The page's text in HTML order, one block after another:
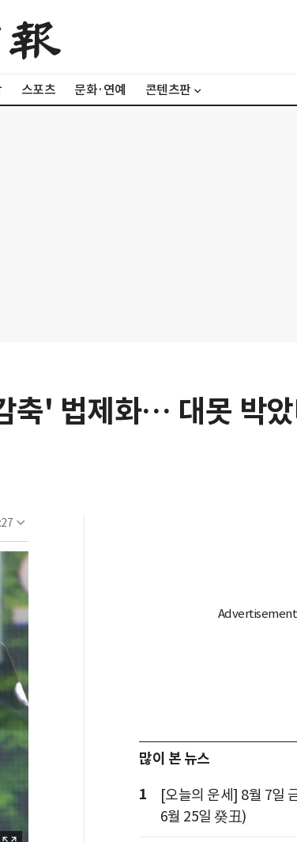
스포츠 문화·연예 콘텐츠판
축' 법제화… 대못 박
많이 본 뉴스
1
[오늘의 운세] 8월 7일
6월 25일 癸丑)